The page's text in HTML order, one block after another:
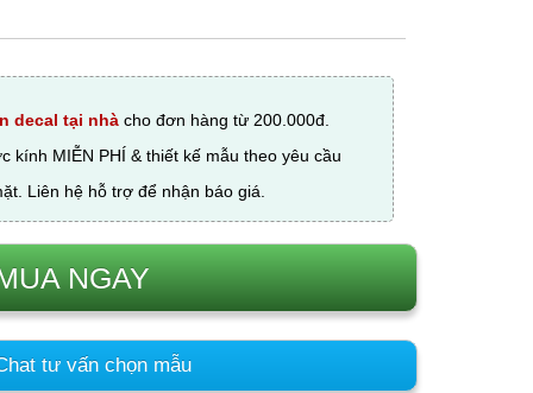
decal tại nhà cho đơn hàng từ 200.000đ.
MIỄN PHÍ & thiết kế mẫu theo yêu cầu
Liên hệ hỗ trợ để nhận báo giá.
NGAY
tư vấn chọn mẫu